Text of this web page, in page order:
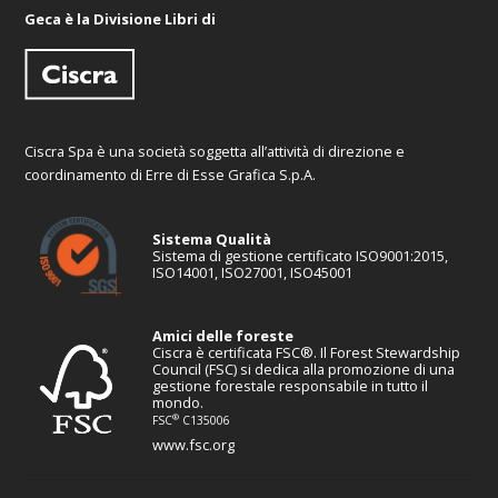
Geca è la Divisione Libri di
Ciscra Spa è una società soggetta all’attività di direzione e
coordinamento di Erre di Esse Grafica S.p.A.
Sistema Qualità
Sistema di gestione certificato ISO9001:2015,
ISO14001, ISO27001, ISO45001
Amici delle foreste
Ciscra è certificata FSC®. Il Forest Stewardship
Council (FSC) si dedica alla promozione di una
gestione forestale responsabile in tutto il
mondo.
FSC® C135006
www.fsc.org